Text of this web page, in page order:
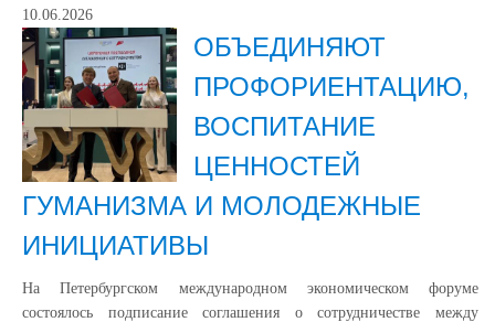
10.06.2026
ОБЪЕДИНЯЮТ
ПРОФОРИЕНТАЦИЮ,
ВОСПИТАНИЕ
ЦЕННОСТЕЙ
ГУМАНИЗМА И МОЛОДЕЖНЫЕ
ИНИЦИАТИВЫ
На Петербургском международном экономическом форуме
состоялось подписание соглашения о сотрудничестве между